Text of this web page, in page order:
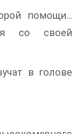
помощи…
со своей
в голове